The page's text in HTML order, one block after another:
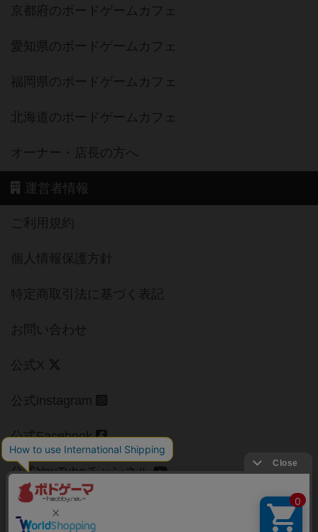
京都府のボードゲームカフェ
愛知県のボードゲームカフェ
福岡県のボードゲームカフェ
北海道のボードゲームカフェ
オーナー・店長の方へ
運営者情報
ご利用規約
個人情報保護方針
特定商取引法に基づく表記
お問い合わせ
公式X
公式instagram
公式Facebook
公式YouTubeチャンネル